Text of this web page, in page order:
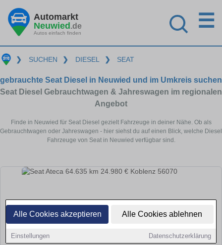
Alle Cookies akzeptieren Alle Cookies ablehnen
Einstellungen Datenschutzerklärung
Automarkt
Neuwied.de
Autos einfach finden
☰
❯ SUCHEN ❯ DIESEL ❯ SEAT
gebrauchte Seat Diesel in Neuwied und im Umkreis suchen
Seat Diesel Gebrauchtwagen & Jahreswagen im regionalen
Angebot
Finde in Neuwied für Seat Diesel gezielt Fahrzeuge in deiner Nähe. Ob als
Gebrauchtwagen oder Jahreswagen - hier siehst du auf einen Blick, welche Diesel
Fahrzeuge von Seat in Neuwied verfügbar sind.